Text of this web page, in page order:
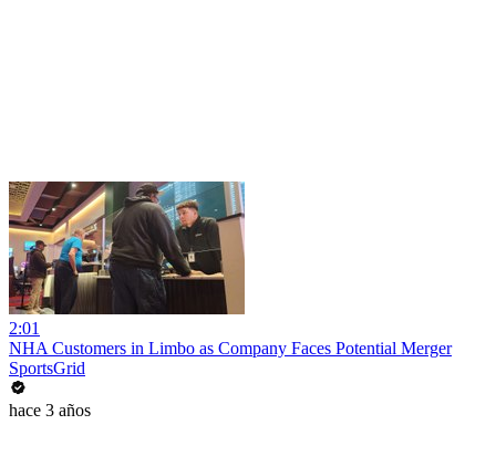
2:01
NHA Customers in Limbo as Company Faces Potential Merger
SportsGrid
hace 3 años